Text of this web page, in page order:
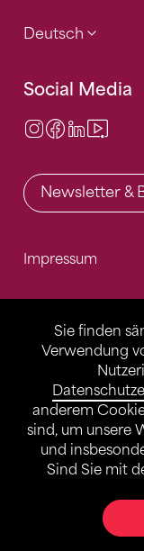
Sie finden
Verwendung
anderem
sind, um unsere
und
Sind Sie mit
Deutsch
Social Media
Instagram
Facebook
LinkedIn
Newsletter &
Impressum